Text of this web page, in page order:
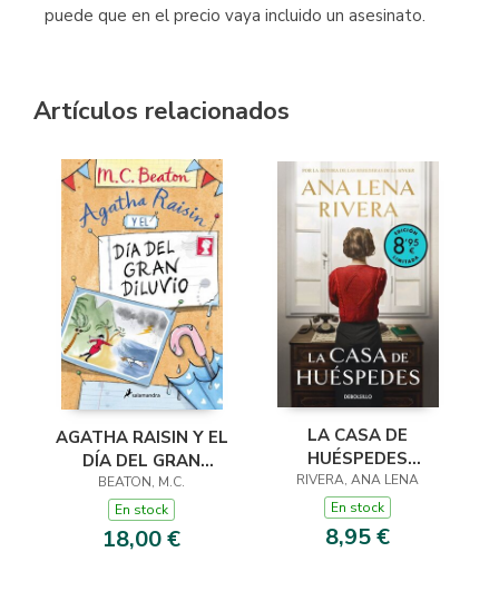
puede que en el precio vaya incluido un asesinato.
Artículos relacionados
AGATHA RAISIN Y EL
DÍA DEL GRAN
DILUVIO (AGATHA
RAISIN 12)
BEATON, M.C.
En stock
18,00 €
LA CASA DE
HUÉSPEDES
(EDICIÓN LIMITADA ·
VERANO)
RIVERA, ANA LENA
En stock
8,95 €